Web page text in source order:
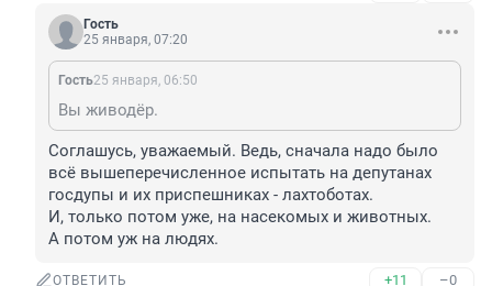
Гость
25 января, 07:20
Гость25 января, 06:50
Вы живодёр.
Соглашусь, уважаемый. Ведь, сначала надо было
всё вышеперечисленное испытать на депутанах
госдупы и их приспешниках - лахтоботах.
И, только потом уже, на насекомых и животных.
А потом уж на людях.
ОТВЕТИТЬ +11 –0